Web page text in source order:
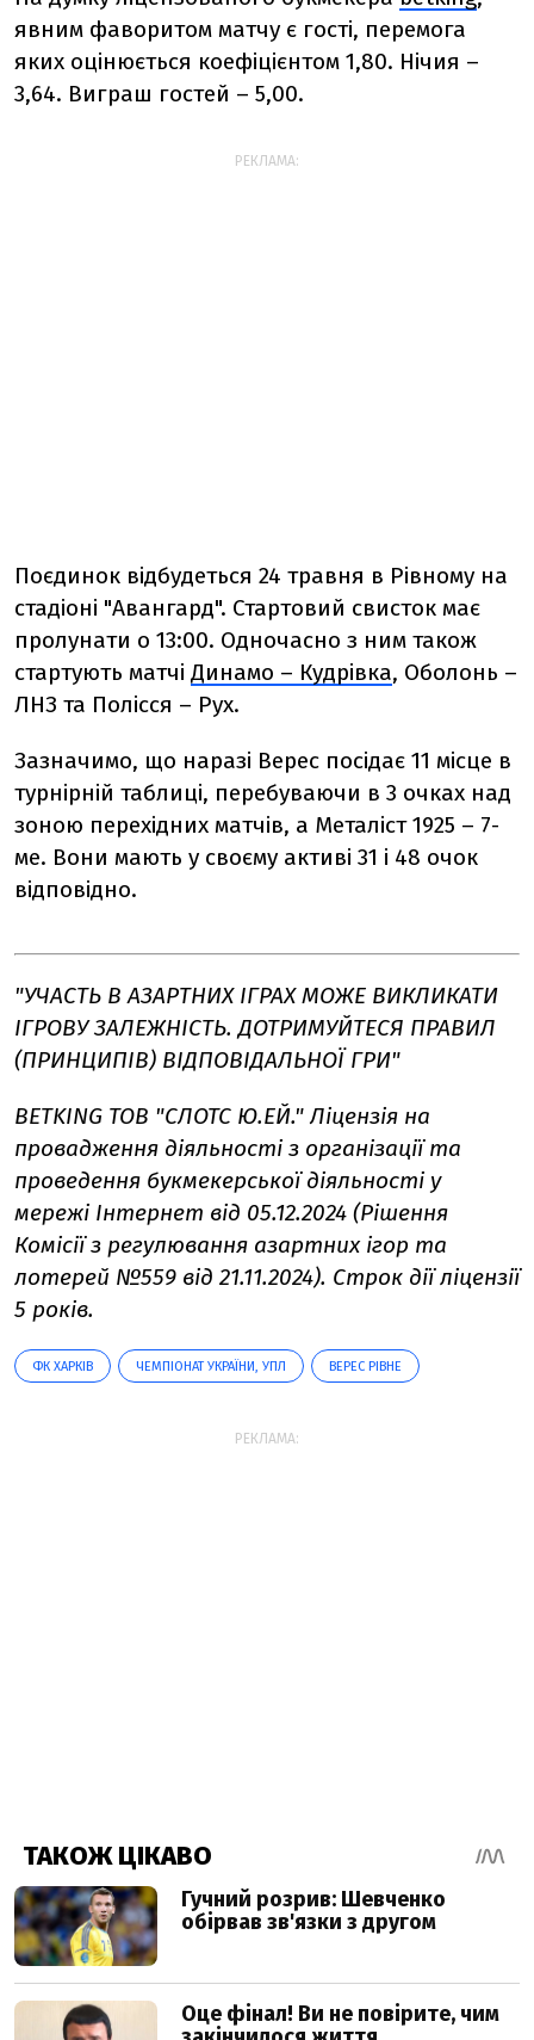
явним фаворитом матчу є гості, перемога
яких оцінюється коефіцієнтом 1,80. Нічия –
3,64. Виграш гостей – 5,00.
РЕКЛАМА:
Поєдинок відбудеться 24 травня в Рівному на
стадіоні "Авангард". Стартовий свисток має
пролунати о 13:00. Одночасно з ним також
стартують матчі Динамо – Кудрівка, Оболонь –
ЛНЗ та Полісся – Рух.
Зазначимо, що наразі Верес посідає 11 місце в
турнірній таблиці, перебуваючи в 3 очках над
зоною перехідних матчів, а Металіст 1925 – 7-
ме. Вони мають у своєму активі 31 і 48 очок
відповідно.
"УЧАСТЬ В АЗАРТНИХ ІГРАХ МОЖЕ ВИКЛИКАТИ
ІГРОВУ ЗАЛЕЖНІСТЬ. ДОТРИМУЙТЕСЯ ПРАВИЛ
(ПРИНЦИПІВ) ВІДПОВІДАЛЬНОЇ ГРИ"
BETKING ТОВ "СЛОТС Ю.ЕЙ." Ліцензія на
провадження діяльності з організації та
проведення букмекерської діяльності у
мережі Інтернет від 05.12.2024 (Рішення
Комісії з регулювання азартних ігор та
лотерей №559 від 21.11.2024). Строк дії ліцензії
5 років.
ФК ХАРКІВ ЧЕМПІОНАТ УКРАЇНИ, УПЛ ВЕРЕС РІВНЕ
РЕКЛАМА: